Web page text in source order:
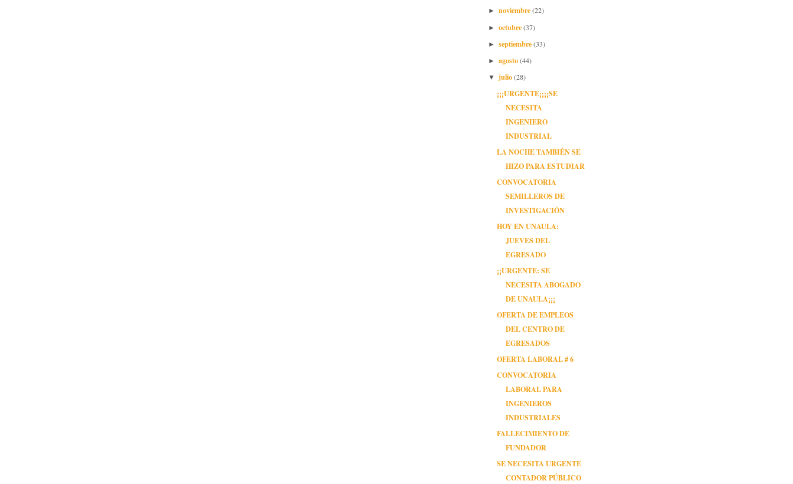
► noviembre(22)
► octubre(37)
► septiembre(33)
► agosto(44)
▼ julio(28)
¡¡¡URGENTE¡¡¡¡SE
NECESITA
INGENIERO
INDUSTRIAL
LA NOCHE TAMBIÉN SE
HIZO PARA ESTUDIAR
CONVOCATORIA
SEMILLEROS DE
INVESTIGACIÓN
HOY EN UNAULA:
JUEVES DEL
EGRESADO
¡¡URGENTE: SE
NECESITA ABOGADO
DE UNAULA¡¡¡
OFERTA DE EMPLEOS
DEL CENTRO DE
EGRESADOS
OFERTA LABORAL # 6
CONVOCATORIA
LABORAL PARA
INGENIEROS
INDUSTRIALES
FALLECIMIENTO DE
FUNDADOR
SE NECESITA URGENTE
CONTADOR PÚBLICO